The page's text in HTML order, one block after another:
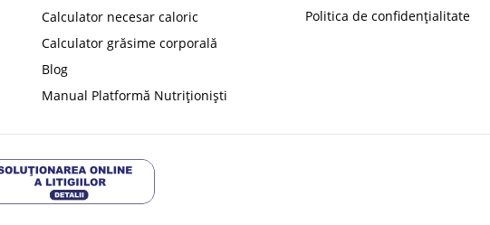
Calculator necesar caloric
Calculator grăsime corporală
Blog
Manual Platformă Nutriționiști
Politica de confidențialitate
reducere